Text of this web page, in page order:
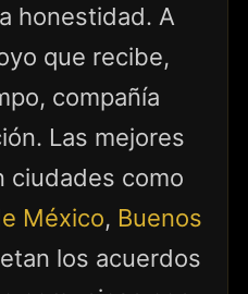
honestidad. A
que recibe,
compañía
Las mejores
ciudades como
México, Buenos
los acuerdos